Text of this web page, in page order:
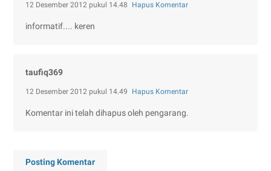
12 Desember 2012 pukul 14.48 Hapus Komentar
informatif.... keren
taufiq369
12 Desember 2012 pukul 14.49 Hapus Komentar
Komentar ini telah dihapus oleh pengarang.
Posting Komentar